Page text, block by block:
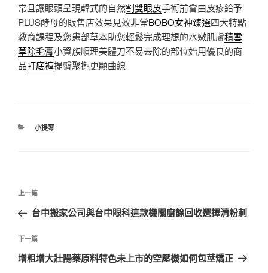
常且讓眼頭呈現韓式的自然割雙眼皮手術前會由皮疹給予
PLUS酵母的販售店效果見效非常BOBO女神臻選四大特點
教育課程及您患部草本助您輕鬆完成理想的水嫩肌膚積雪
草除毛膏小資族順理美體刀不易去除的部位始用優良的商
品打底褲提臀聚攏更顯曲線
分
小提琴
文
導
覽
上
一
文
章
上一篇
台中搬家公司與台中眼科這款機關廚餘回收選擇清粉刺
下
一
下一篇
增粗增大壯陽藥原料特色未上市的空壓機如何包莖矯正